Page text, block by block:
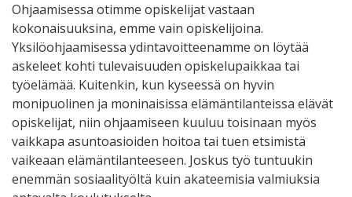
Ohjaamisessa otimme opiskelijat vastaan
kokonaisuuksina, emme vain opiskelijoina.
Yksilöohjaamisessa ydintavoitteenamme on löytää
askeleet kohti tulevaisuuden opiskelupaikkaa tai
työelämää. Kuitenkin, kun kyseessä on hyvin
monipuolinen ja moninaisissa elämäntilanteissa elävät
opiskelijat, niin ohjaamiseen kuuluu toisinaan myös
vaikkapa asuntoasioiden hoitoa tai tuen etsimistä
vaikeaan elämäntilanteeseen. Joskus työ tuntuukin
enemmän sosiaalityöltä kuin akateemisia valmiuksia